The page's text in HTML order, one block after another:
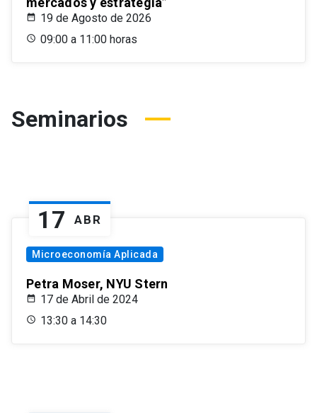
19 de Agosto de 2026
09:00 a 11:00 horas
Seminarios
17 ABR
Microeconomía Aplicada
Petra Moser, NYU Stern
17 de Abril de 2024
13:30 a 14:30